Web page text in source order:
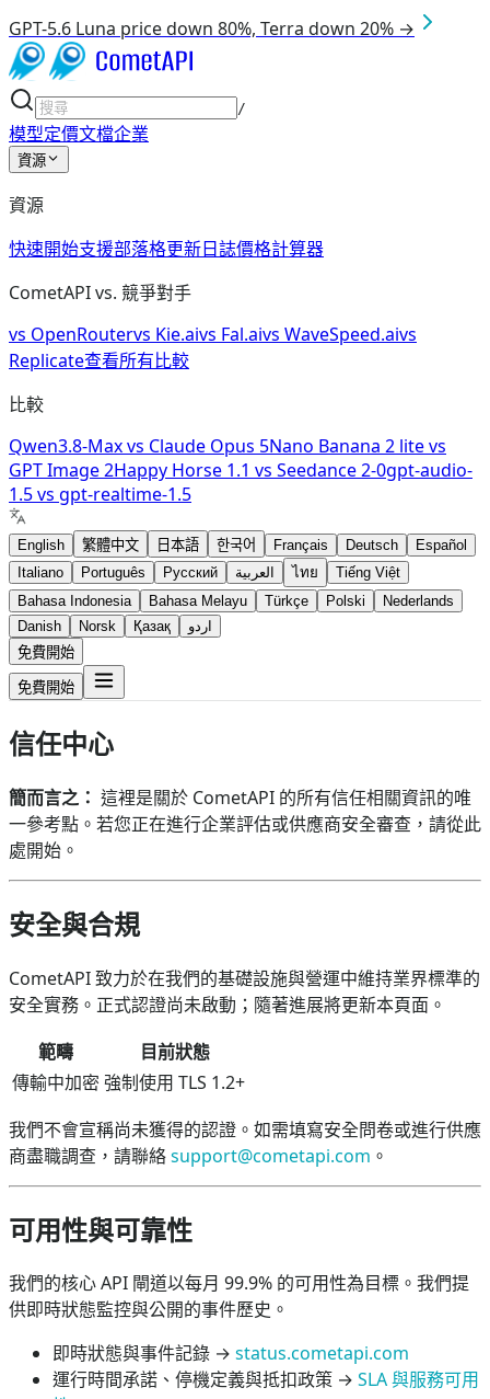
GPT-5.6 Luna price down 80%, Terra down 20% →
/
模型定價文檔企業
資源
資源
快速開始支援部落格更新日誌價格計算器
CometAPI vs. 競爭對手
vs OpenRoutervs Kie.aivs Fal.aivs WaveSpeed.aivs
Replicate查看所有比較
比較
Qwen3.8-Maxvs Claude Opus 5Nano Banana 2 litevs
GPT Image 2Happy Horse 1.1 vs Seedance 2-0gpt-audio-
1.5vs gpt-realtime-1.5
English 繁體中文 日本語 한국어 Français Deutsch
Español
Italiano
Português Русский العربية ไทย
Tiếng Việt
Bahasa Indonesia
Bahasa Melayu Türkçe Polski
Nederlands
Danish
Norsk Қазақ
اردو
免費開始
免費開始
信任中心
簡而言之： 這裡是關於 CometAPI 的所有信任相關資訊的唯
一參考點。若您正在進行企業評估或供應商安全審查，請從此
處開始。
安全與合規
CometAPI 致力於在我們的基礎設施與營運中維持業界標準的
安全實務。正式認證尚未啟動；隨著進展將更新本頁面。
範疇
目前狀態
傳輸中加密 強制使用 TLS 1.2+
我們不會宣稱尚未獲得的認證。如需填寫安全問卷或進行供應
商盡職調查，請聯絡support@cometapi.com 。
可用性與可靠性
我們的核心 API 閘道以每月 99.9% 的可用性為目標。我們提
供即時狀態監控與公開的事件歷史。
即時狀態與事件記錄 → status.cometapi.com
運行時間承諾、停機定義與抵扣政策 → SLA 與服務可用